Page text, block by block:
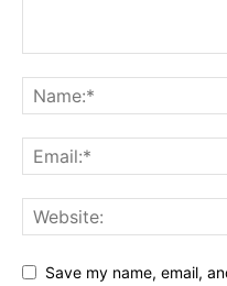
Save my name, email,